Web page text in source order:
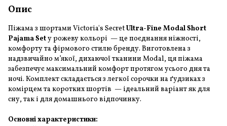
Опис
Піжама з шортами Victoria's SecretUltra-Fine Modal Short
Pajama Setу рожеву кольорі — це поєднання ніжності,
комфорту та фірмового стилю бренду. Виготовлена з
надзвичайно м’якої, дихаючої тканини Modal, ця піжама
забезпечує максимальний комфорт протягом усього дня та
ночі. Комплект складається з легкої сорочки на ґудзиках з
комірцем та коротких шортів — ідеальний варіант як для
сну, так і для домашнього відпочинку.
Основні характеристики: